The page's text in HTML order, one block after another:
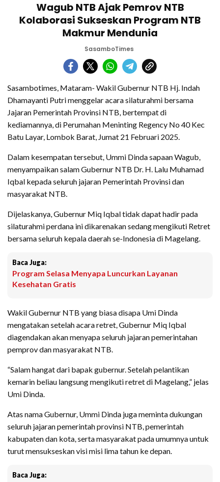
Wagub NTB Ajak Pemrov NTB
Kolaborasi Sukseskan Program NTB
Makmur Mendunia
SasamboTimes
Sasambotimes, Mataram- Wakil Gubernur NTB Hj. Indah
Dhamayanti Putri menggelar acara silaturahmi bersama
Jajaran Pemerintah Provinsi NTB, bertempat di
kediamannya, di Perumahan Meninting Regency No 40 Kec
Batu Layar, Lombok Barat, Jumat 21 Februari 2025.
Dalam kesempatan tersebut, Ummi Dinda sapaan Wagub,
menyampaikan salam Gubernur NTB Dr. H. Lalu Muhamad
Iqbal kepada seluruh jajaran Pemerintah Provinsi dan
masyarakat NTB.
Dijelaskanya, Gubernur Miq Iqbal tidak dapat hadir pada
silaturahmi perdana ini dikarenakan sedang mengikuti Retret
bersama seluruh kepala daerah se-Indonesia di Magelang.
Baca Juga:
Program Selasa Menyapa Luncurkan Layanan
Kesehatan Gratis
Wakil Gubernur NTB yang biasa disapa Umi Dinda
mengatakan setelah acara retret, Gubernur Miq Iqbal
diagendakan akan menyapa seluruh jajaran pemerintahan
pemprov dan masyarakat NTB.
“Salam hangat dari bapak gubernur. Setelah pelantikan
kemarin beliau langsung mengikuti retret di Magelang,” jelas
Umi Dinda.
Atas nama Gubernur, Ummi Dinda juga meminta dukungan
seluruh jajaran pemerintah provinsi NTB, pemerintah
kabupaten dan kota, serta masyarakat pada umumnya untuk
turut mensukseskan visi misi lima tahun ke depan.
Baca Juga: